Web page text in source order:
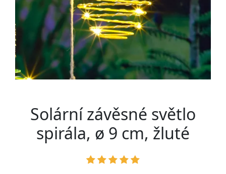
Solární závěsné světlo
spirála, ø 9 cm, žluté